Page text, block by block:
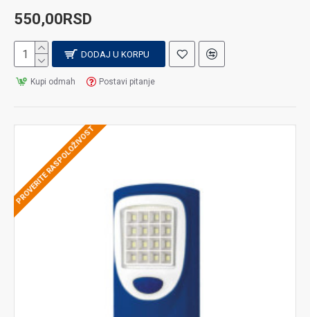
550,00RSD
DODAJ U KORPU
Kupi odmah Postavi pitanje
PROVERITE RASPOLOŽIVOST